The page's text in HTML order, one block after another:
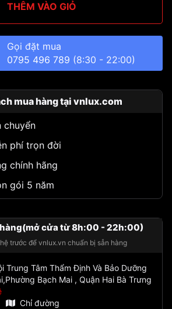
THÊM VÀO GIỎ
Gọi đặt mua
0795 496 789 (8:30 - 22:00)
mua hàng tại vnlux.com
chuyển
phí trọn đời
chính hãng
gói 5 năm
cửa từ 8h:00 - 22h:00)
trước để vnlux.vn chuẩn bị sẵn hàng
Trung Tâm Thẩm Định Và Bảo Dưỡng
Bạch Mai , Quận Hai Bà Trưng
Chỉ đường